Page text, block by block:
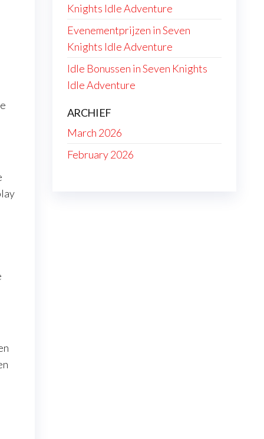
Knights Idle Adventure
Evenementprijzen in Seven
Knights Idle Adventure
Idle Bonussen in Seven Knights
Idle Adventure
ARCHIEF
March 2026
February 2026